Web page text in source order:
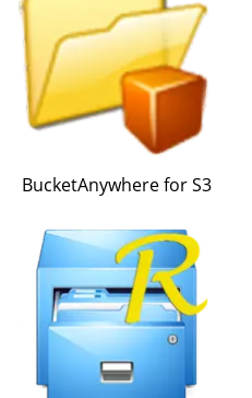
BucketAnywhere for S3